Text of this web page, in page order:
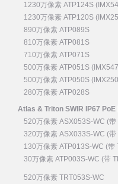
1230万像素 ATP124S
1230万像素 ATP120S
890万像素 ATP089S
810万像素 ATP081S
710万像素 ATP071S
500万像素 ATP051S
500万像素 ATP050S
280万像素 ATP028S
Atlas & Triton SWIR IP67 PoE
520万像素 ASX053S-WC (带
320万像素 ASX033S-WC (带
130万像素 ATP013S-WC (带
30万像素 ATP003S-WC (带
520万像素 TRT053S-WC